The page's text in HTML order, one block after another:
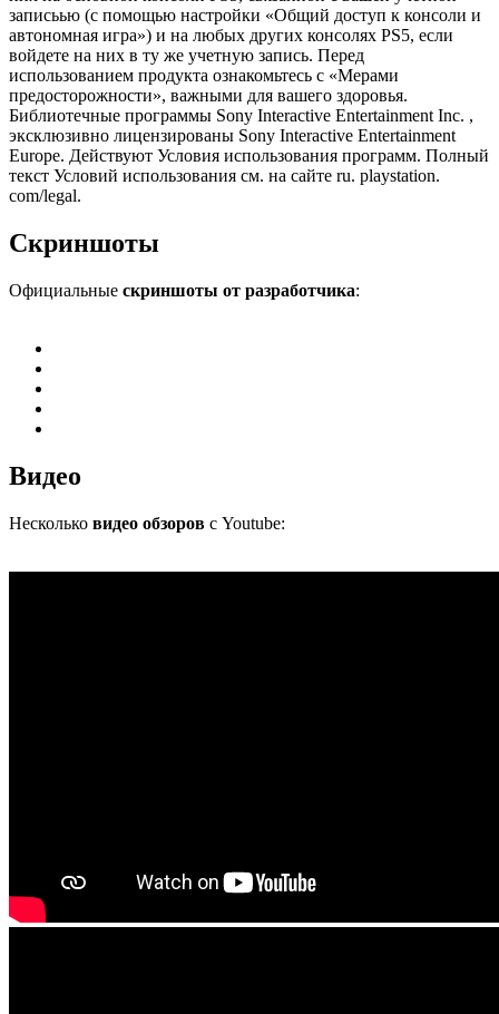
записьью (с помощью настройки «Общий доступ к консоли и
автономная игра») и на любых других консолях PS5, если
войдете на них в ту же учетную запись. Перед
использованием продукта ознакомьтесь с «Мерами
предосторожности», важными для вашего здоровья.
Библиотечные программы Sony Interactive Entertainment Inc. ,
эксклюзивно лицензированы Sony Interactive Entertainment
Europe. Действуют Условия использования программ. Полный
текст Условий использования см. на сайте ru. playstation.
com/legal.
Скриншоты
Официальные скриншоты от разработчика:
Видео
Несколько видео обзоров с Youtube: